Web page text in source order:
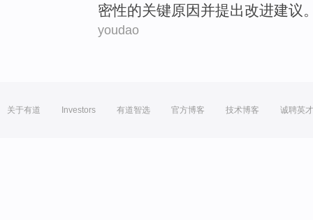
密性的关键原因并提出改进建议
youdao
关于有道 Investors 有道智选 官方博客 技术博客 诚聘英才